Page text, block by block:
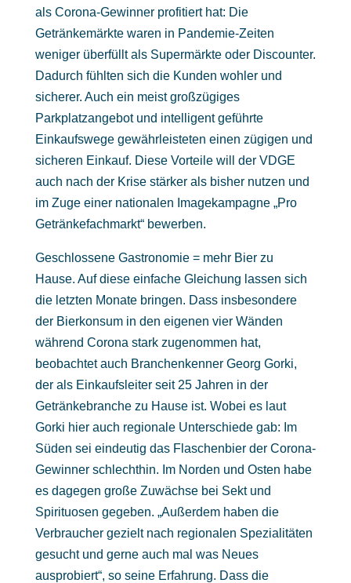
als Corona-Gewinner profitiert hat: Die
Getränkemärkte waren in Pandemie-Zeiten
weniger überfüllt als Supermärkte oder Discounter.
Dadurch fühlten sich die Kunden wohler und
sicherer. Auch ein meist großzügiges
Parkplatzangebot und intelligent geführte
Einkaufswege gewährleisteten einen zügigen und
sicheren Einkauf. Diese Vorteile will der VDGE
auch nach der Krise stärker als bisher nutzen und
im Zuge einer nationalen Imagekampagne „Pro
Getränkefachmarkt“ bewerben.
Geschlossene Gastronomie = mehr Bier zu
Hause. Auf diese einfache Gleichung lassen sich
die letzten Monate bringen. Dass insbesondere
der Bierkonsum in den eigenen vier Wänden
während Corona stark zugenommen hat,
beobachtet auch Branchenkenner Georg Gorki,
der als Einkaufsleiter seit 25 Jahren in der
Getränkebranche zu Hause ist. Wobei es laut
Gorki hier auch regionale Unterschiede gab: Im
Süden sei eindeutig das Flaschenbier der Corona-
Gewinner schlechthin. Im Norden und Osten habe
es dagegen große Zuwächse bei Sekt und
Spirituosen gegeben. „Außerdem haben die
Verbraucher gezielt nach regionalen Spezialitäten
gesucht und gerne auch mal was Neues
ausprobiert“, so seine Erfahrung. Dass die